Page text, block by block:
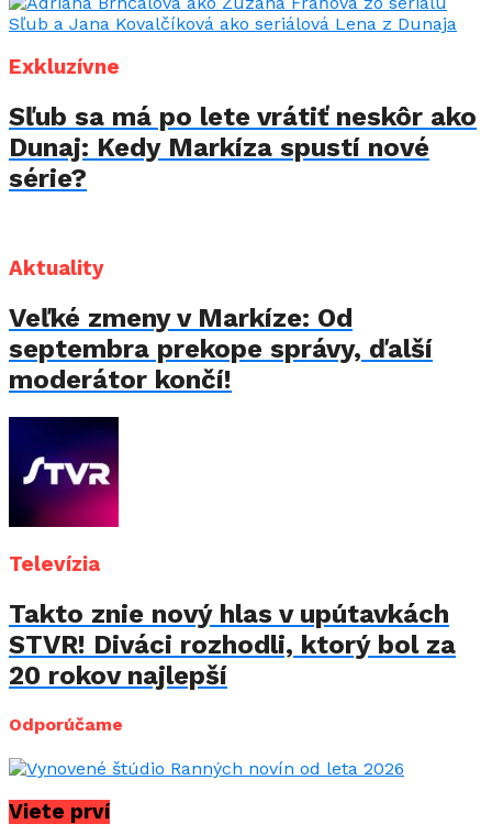
Exkluzívne
Sľub sa má po lete vrátiť neskôr ako
Dunaj: Kedy Markíza spustí nové
série?
Aktuality
Veľké zmeny v Markíze: Od
septembra prekope správy, ďalší
moderátor končí!
Televízia
Takto znie nový hlas v upútavkách
STVR! Diváci rozhodli, ktorý bol za
20 rokov najlepší
Odporúčame
Viete prví